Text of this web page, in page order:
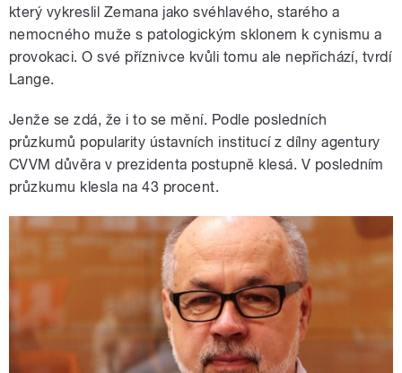
který vykreslil Zemana jako svéhlavého, starého a
nemocného muže s patologickým sklonem k cynismu a
provokaci. O své příznivce kvůli tomu ale nepřichází, tvrdí
Lange.
Jenže se zdá, že i to se mění. Podle posledních
průzkumů popularity ústavních institucí z dílny agentury
CVVM důvěra v prezidenta postupně klesá. V posledním
průzkumu klesla na 43 procent.